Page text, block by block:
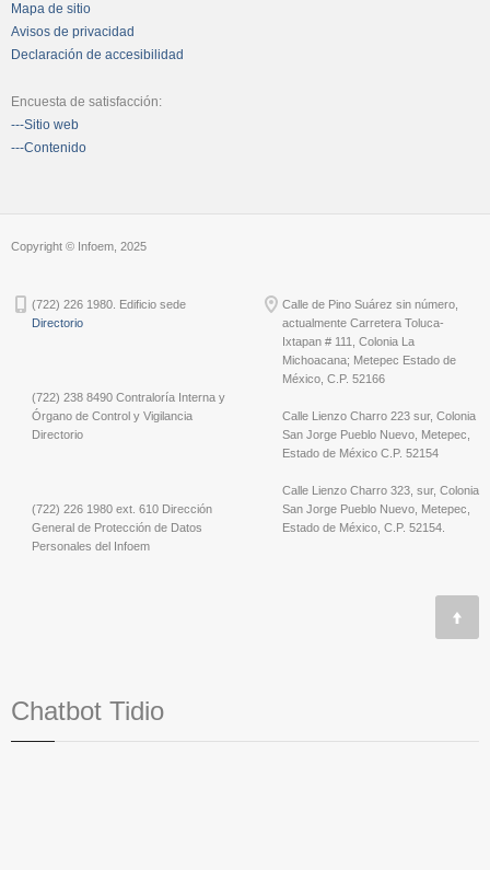
Mapa de sitio
Avisos de privacidad
Declaración de accesibilidad
Encuesta de satisfacción:
---Sitio web
---Contenido
Copyright © Infoem, 2025
(722) 226 1980. Edificio sede
Directorio
(722) 238 8490 Contraloría Interna y
Órgano de Control y Vigilancia
Directorio
(722) 226 1980 ext. 610 Dirección
General de Protección de Datos
Personales del Infoem
Calle de Pino Suárez sin número,
actualmente Carretera Toluca-
Ixtapan # 111, Colonia La
Michoacana; Metepec Estado de
México, C.P. 52166
Calle Lienzo Charro 223 sur, Colonia
San Jorge Pueblo Nuevo, Metepec,
Estado de México C.P. 52154
Calle Lienzo Charro 323, sur, Colonia
San Jorge Pueblo Nuevo, Metepec,
Estado de México, C.P. 52154.
Chatbot Tidio